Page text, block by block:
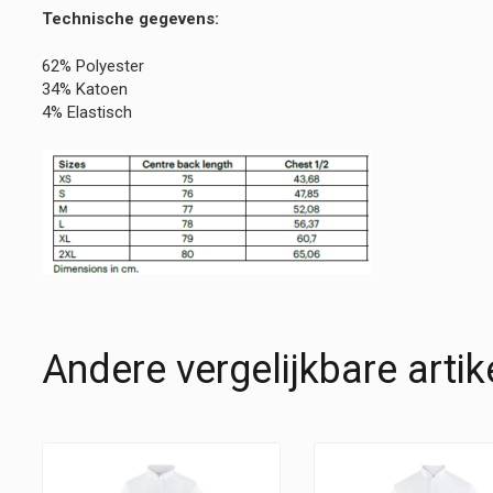
Technische gegevens:
62% Polyester
34% Katoen
4% Elastisch
Andere vergelijkbare